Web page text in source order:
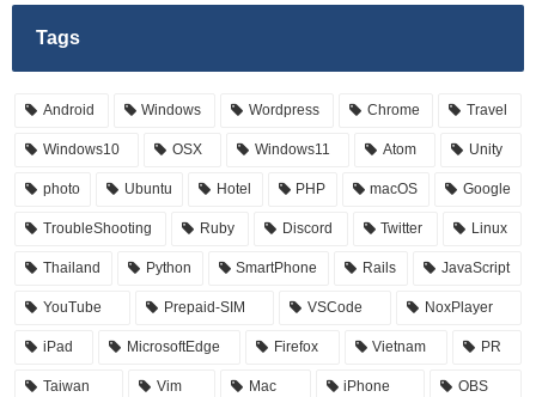
Tags
Android Windows Wordpress Chrome Travel
Windows10 OSX Windows11 Atom Unity
photo Ubuntu Hotel PHP macOS Google
TroubleShooting Ruby Discord Twitter Linux
Thailand Python SmartPhone Rails JavaScript
YouTube Prepaid-SIM VSCode NoxPlayer
iPad MicrosoftEdge Firefox Vietnam PR
Taiwan Vim Mac iPhone OBS